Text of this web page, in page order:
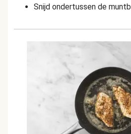
Snijd ondertussen de